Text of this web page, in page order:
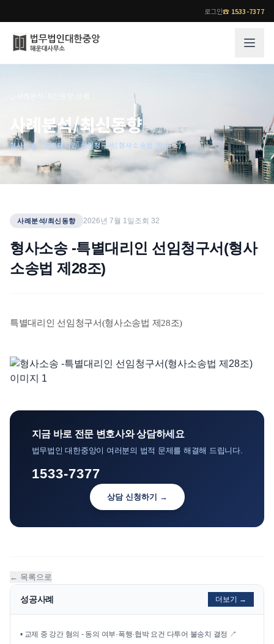
로그인☎ 1533-7377
오시는 길
통합검색
기업 인사이트
사례분석/최신동향
법률지식인
업무분야
전체
각 전문 변호사
소식/자료
법률 블로그
뉴스레터/브로슈어
사례분석/최신동향
형사소송 -특별대리인 선임청구서(형사소송법 제28조)
사례분석/최신동향 2026년 7월 1일 조회 32
형사소송 -특별대리인 선임청구서(형사
소송법 제28조)
특별대리인 선임청구서(형사소송법 제28조)
지금 바로 전문 변호사와 상담하세요
법무법인 대한중앙이 여러분의 법적 문제를 해결해 드립니다.
1533-7377
상담 신청하기 →
← 목록으로
성공사례 더보기 →
• 교제 중 강간 혐의 - 동의 여부·폭행·협박 요건 다투어 불송치 결정 ↗